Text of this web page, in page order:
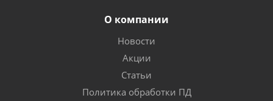
О компании
Новости
Акции
Статьи
Политика обработки ПД